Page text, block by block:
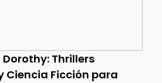
Thrillers
Ciencia Ficción para